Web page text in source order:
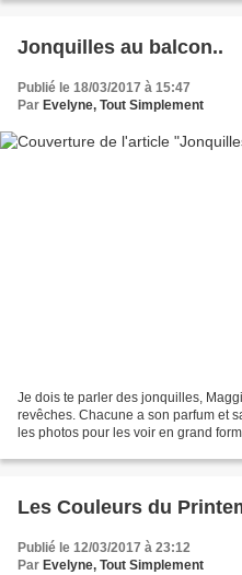
Jonquilles au balcon..
Publié le 18/03/2017 à 15:47
Par Evelyne, Tout Simplement
Je dois te parler des jonquilles,
revêches. Chacune a son parfum et
les photos pour les voir en grand
Les Couleurs du
Publié le 12/03/2017 à 23:12
Par Evelyne, Tout Simplement